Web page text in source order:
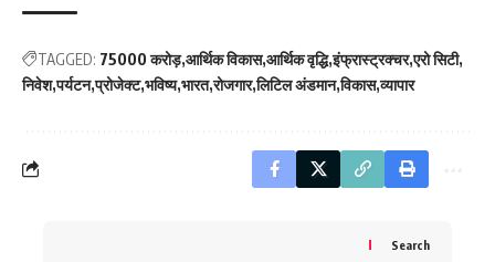
TAGGED: 75000 करोड़ आर्थिक विकास आर्थिक वृद्धि इंफ्रास्ट्रक्चर एरो सिटी
निवेश पर्यटन प्रोजेक्ट भविष्य भारत रोजगार लिटिल अंडमान विकास व्यापार
Search